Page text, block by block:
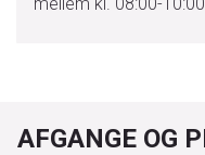
AFGANGE OG